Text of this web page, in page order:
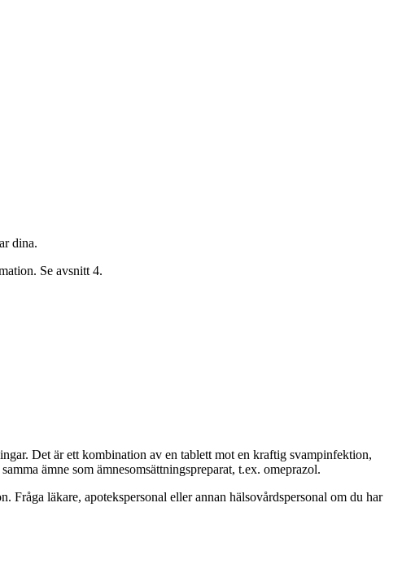
dina.
Se avsnitt 4.
Det är ett kombination av en tablett mot en kraftig svampinfektion,
ämne som ämnesomsättningspreparat, t.ex. omeprazol.
läkare, apotekspersonal eller annan hälsovårdspersonal om du har